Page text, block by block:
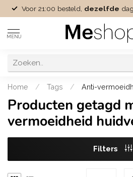
Voor 21:00 besteld, dezelfde
MENU
Home / Tags / Anti-
Producten getagd
vermoeidheid
Filters